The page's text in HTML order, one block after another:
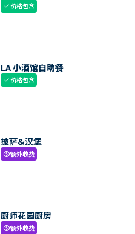
check价格包含
LA 小酒馆自助餐
check价格包含
披萨&汉堡
paid额外收费
厨师花园厨房
paid额外收费